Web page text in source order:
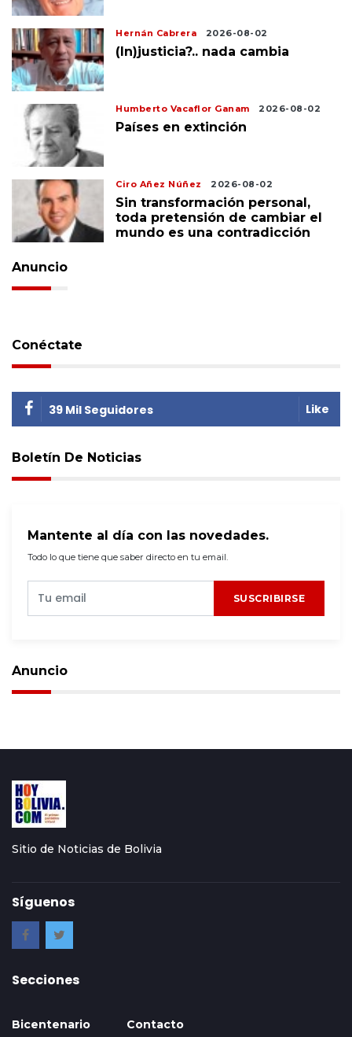
Hernán Cabrera 2026-08-02
(In)justicia?.. nada cambia
Humberto Vacaflor Ganam 2026-08-02
Países en extinción
Ciro Añez Núñez 2026-08-02
Sin transformación personal,
toda pretensión de cambiar el
mundo es una contradicción
Anuncio
Conéctate
39 Mil Seguidores Like
Boletín De Noticias
Mantente al día con las novedades.
Todo lo que tiene que saber directo en tu email.
SUSCRIBIRSE
Anuncio
Sitio de Noticias de Bolivia
Síguenos
Secciones
Bicentenario Contacto